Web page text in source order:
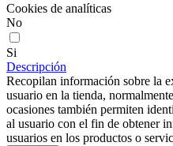
Cookies de analíticas
No
Si
Descripción
Recopilan información sobre la
usuario en la tienda,
ocasiones también permiten
al usuario con el fin de obtener
usuarios en los productos o